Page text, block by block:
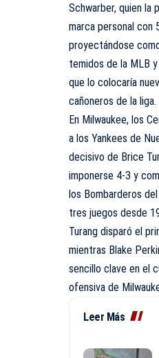
Schwarber, quien la
marca personal con
proyectándose
temidos de la MLB
que lo colocaría
cañoneros de la liga.
En Milwaukee, los
a los Yankees de
decisivo de Brice
imponerse 4-3 y
los Bombarderos
tres juegos desde
Turang disparó el
mientras Blake
sencillo clave en el
ofensiva de
Leer Más